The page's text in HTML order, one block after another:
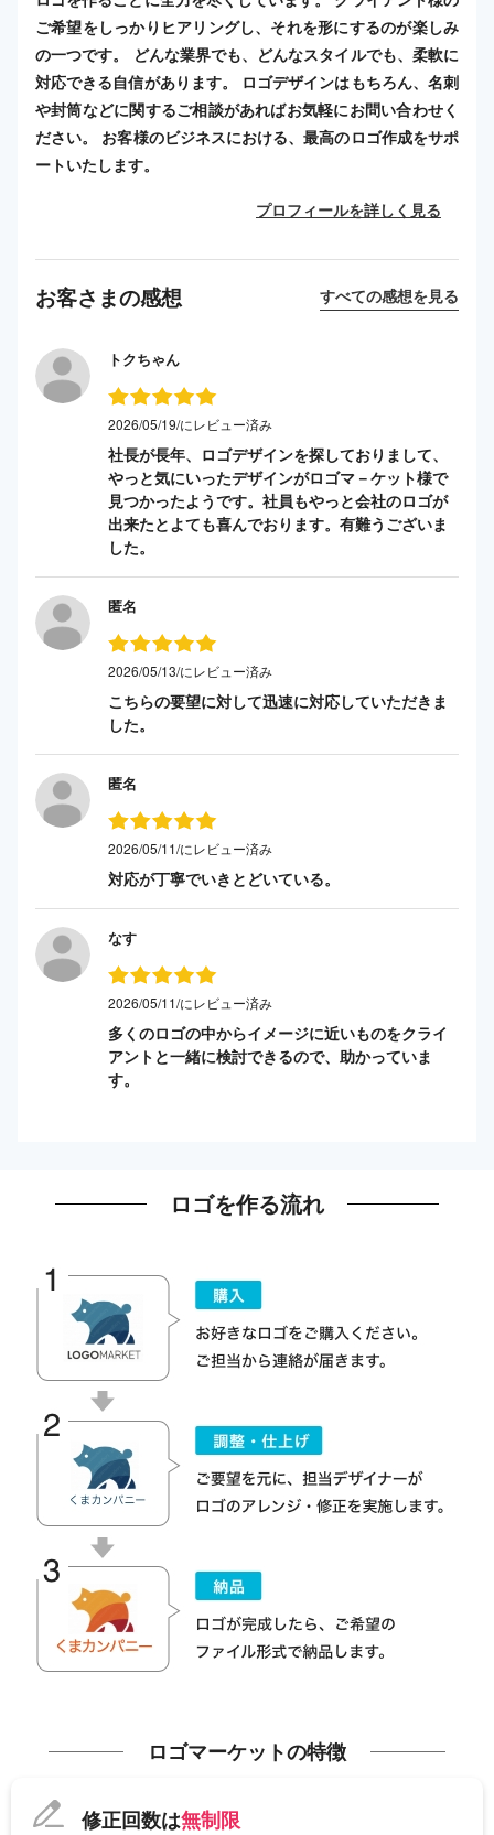
ご希望をしっかりヒアリングし、それを形にするのが楽しみ
の一つです。 どんな業界でも、どんなスタイルでも、柔軟に
対応できる自信があります。 ロゴデザインはもちろん、名刺
や封筒などに関するご相談があればお気軽にお問い合わせく
ださい。 お客様のビジネスにおける、最高のロゴ作成をサポ
ートいたします。
プロフィールを詳しく見る
お客さまの感想 すべての感想を見る
トクちゃん
2026/05/19/にレビュー済み
社長が長年、ロゴデザインを探しておりまして、
やっと気にいったデザインがロゴマ－ケット様で
見つかったようです。社員もやっと会社のロゴが
出来たとよても喜んでおります。有難うございま
した。
匿名
2026/05/13/にレビュー済み
こちらの要望に対して迅速に対応していただきま
した。
匿名
2026/05/11/にレビュー済み
対応が丁寧でいきとどいている。
なす
2026/05/11/にレビュー済み
多くのロゴの中からイメージに近いものをクライ
アントと一緒に検討できるので、助かっていま
す。
ロゴを作る流れ
ロゴマーケットの特徴
修正回数は無制限